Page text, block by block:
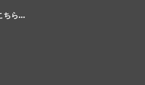
ちら…